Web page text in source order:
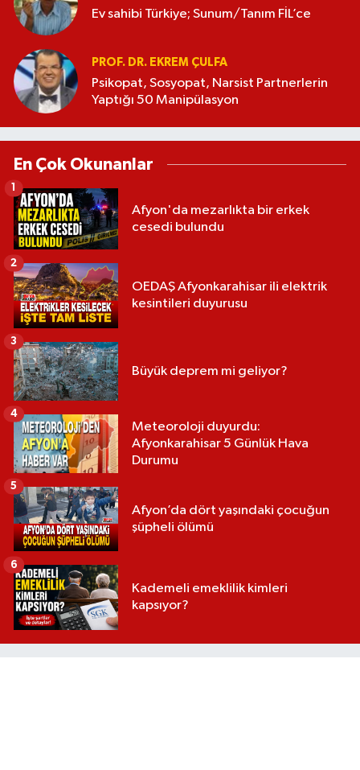
Ev sahibi Türkiye; Sunum/Tanım FİL’ce
PROF. DR. EKREM ÇULFA
Psikopat, Sosyopat, Narsist Partnerlerin
Yaptığı 50 Manipülasyon
En Çok Okunanlar
Afyon'da mezarlıkta bir erkek
cesedi bulundu
1
OEDAŞ Afyonkarahisar ili elektrik
kesintileri duyurusu
2
Büyük deprem mi geliyor?
3
Meteoroloji duyurdu:
Afyonkarahisar 5 Günlük Hava
Durumu
4
Afyon’da dört yaşındaki çocuğun
şüpheli ölümü
5
Kademeli emeklilik kimleri
kapsıyor?
6